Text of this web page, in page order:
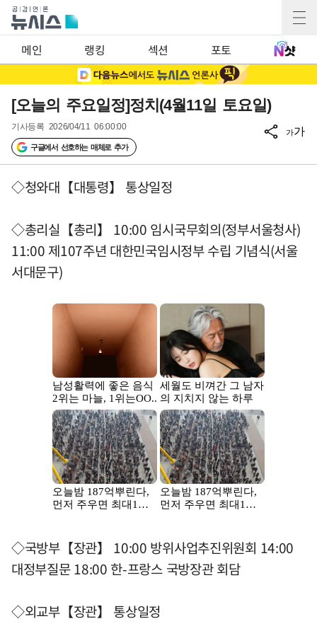
메인 랭킹 섹션 포토
[오늘의 주요일정]정치(4월11일 토요일)
기사등록 2026/04/11 06:00:00
구글에서 선호하는 매체로 추가
가가
◇청와대【대통령】 통상일정
◇총리실【총리】 10:00 임시국무회의(정부서울청사)
11:00 제107주년 대한민국임시정부 수립 기념식(서울
서대문구)
◇국방부【장관】 10:00 방위사업추진위원회 14:00
대정부질문 18:00 한-프랑스 국방장관 회담
◇외교부【장관】 통상일정